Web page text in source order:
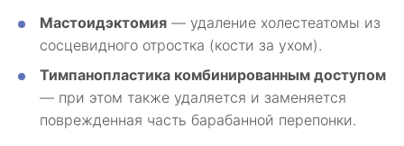
Мастоидэктомия — удаление холестеатомы из
сосцевидного отростка (кости за ухом).
Тимпанопластика комбинированным доступом
— при этом также удаляется и заменяется
поврежденная часть барабанной перепонки.